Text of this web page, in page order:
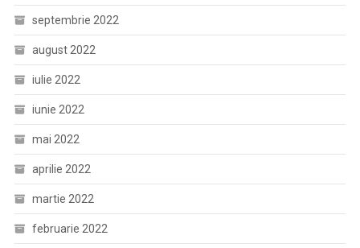
septembrie 2022
august 2022
iulie 2022
iunie 2022
mai 2022
aprilie 2022
martie 2022
februarie 2022